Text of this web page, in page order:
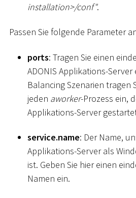
installation>/conf".
Passen Sie folgende Parameter
ports: Tragen Sie einen
ADONIS Applikations-Server
Balancing Szenarien tragen
jeden aworker-Prozess ein,
Applikations-Server
service.name: Der Name,
Applikations-Server als
ist. Geben Sie hier einen
Namen ein.